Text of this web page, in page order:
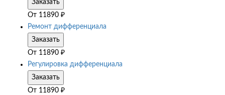
Заказать
От 11890 ₽
Ремонт дифференциала
Заказать
От 11890 ₽
Регулировка дифференциала
Заказать
От 11890 ₽